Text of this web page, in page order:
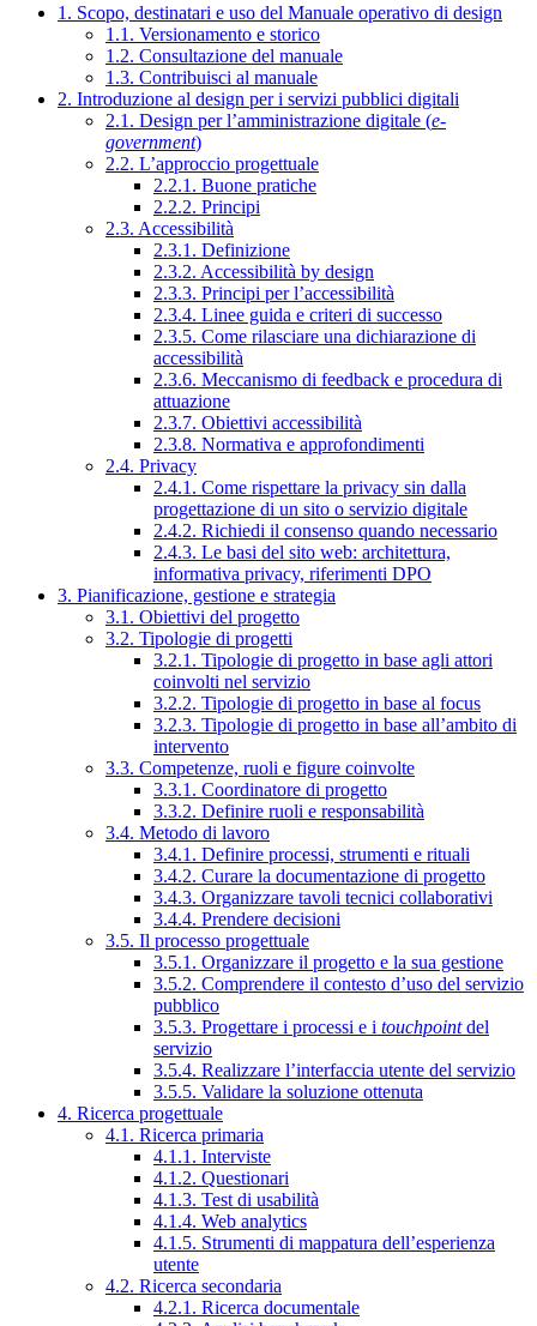
1. Scopo, destinatari e uso del Manuale operativo di design
1.1. Versionamento e storico
1.2. Consultazione del manuale
1.3. Contribuisci al manuale
2. Introduzione al design per i servizi pubblici digitali
2.1. Design per l’amministrazione digitale (e-
government)
2.2. L’approccio progettuale
2.2.1. Buone pratiche
2.2.2. Principi
2.3. Accessibilità
2.3.1. Definizione
2.3.2. Accessibilità by design
2.3.3. Principi per l’accessibilità
2.3.4. Linee guida e criteri di successo
2.3.5. Come rilasciare una dichiarazione di
accessibilità
2.3.6. Meccanismo di feedback e procedura di
attuazione
2.3.7. Obiettivi accessibilità
2.3.8. Normativa e approfondimenti
2.4. Privacy
2.4.1. Come rispettare la privacy sin dalla
progettazione di un sito o servizio digitale
2.4.2. Richiedi il consenso quando necessario
2.4.3. Le basi del sito web: architettura,
informativa privacy, riferimenti DPO
3. Pianificazione, gestione e strategia
3.1. Obiettivi del progetto
3.2. Tipologie di progetti
3.2.1. Tipologie di progetto in base agli attori
coinvolti nel servizio
3.2.2. Tipologie di progetto in base al focus
3.2.3. Tipologie di progetto in base all’ambito di
intervento
3.3. Competenze, ruoli e figure coinvolte
3.3.1. Coordinatore di progetto
3.3.2. Definire ruoli e responsabilità
3.4. Metodo di lavoro
3.4.1. Definire processi, strumenti e rituali
3.4.2. Curare la documentazione di progetto
3.4.3. Organizzare tavoli tecnici collaborativi
3.4.4. Prendere decisioni
3.5. Il processo progettuale
3.5.1. Organizzare il progetto e la sua gestione
3.5.2. Comprendere il contesto d’uso del servizio
pubblico
3.5.3. Progettare i processi e i touchpointdel
servizio
3.5.4. Realizzare l’interfaccia utente del servizio
3.5.5. Validare la soluzione ottenuta
4. Ricerca progettuale
4.1. Ricerca primaria
4.1.1. Interviste
4.1.2. Questionari
4.1.3. Test di usabilità
4.1.4. Web analytics
4.1.5. Strumenti di mappatura dell’esperienza
utente
4.2. Ricerca secondaria
4.2.1. Ricerca documentale